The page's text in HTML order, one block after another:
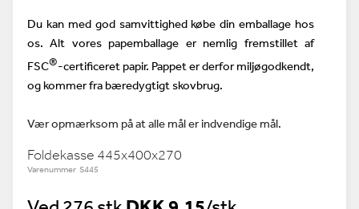
Du kan med god samvittighed købe din emballage hos
os. Alt vores papemballage er nemlig fremstillet af
FSC®-certificeret papir. Pappet er derfor miljøgodkendt,
og kommer fra bæredygtigt skovbrug.
Vær opmærksom på at alle mål er indvendige mål.
Foldekasse 445x400x270
Varenummer S445